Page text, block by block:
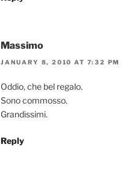
Massimo
JANUARY 8, 2010 AT 7:32 PM
Oddio, che bel regalo.
Sono commosso.
Grandissimi.
Reply